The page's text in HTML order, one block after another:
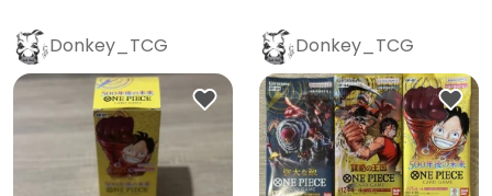
Donkey_TCG Donkey_TCG